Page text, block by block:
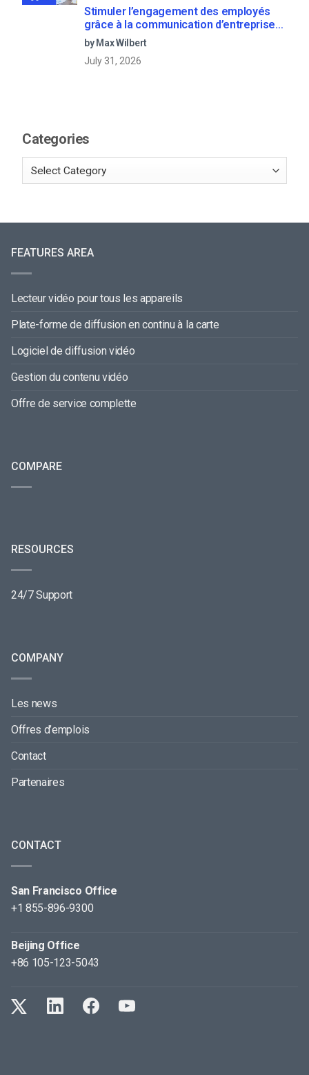
Stimuler l’engagement des employés
grâce à la communication d’entreprise
en direct
by Max Wilbert
July 31, 2026
Categories
FEATURES AREA
Lecteur vidéo pour tous les appareils
Plate-forme de diffusion en continu à la carte
Logiciel de diffusion vidéo
Gestion du contenu vidéo
Offre de service complette
COMPARE
RESOURCES
24/7 Support
COMPANY
Les news
Offres d’emplois
Contact
Partenaires
CONTACT
San Francisco Office
+1 855-896-9300
Beijing Office
+86 105-123-5043